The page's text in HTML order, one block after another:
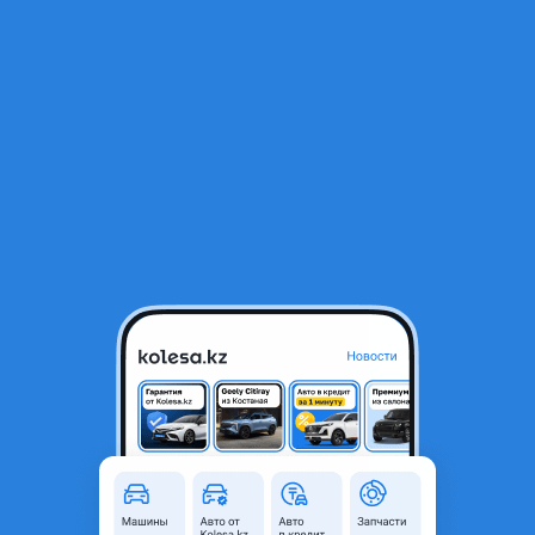
Павлодар, Павлодарская